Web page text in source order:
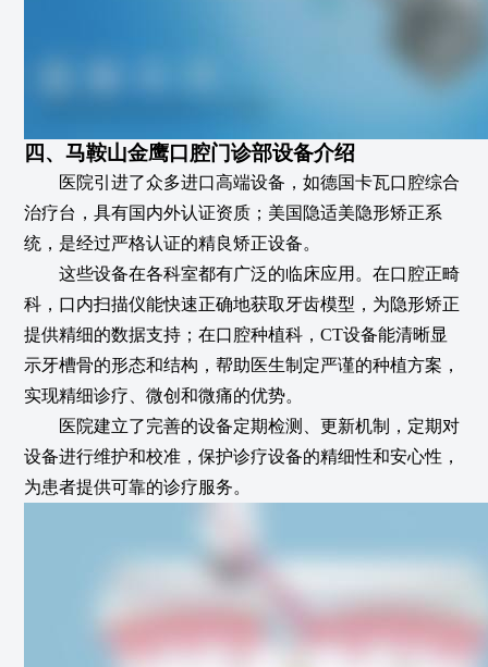
四、马鞍山金鹰口腔门诊部设备介绍
医院引进了众多进口高端设备，如德国卡瓦口腔综合
治疗台，具有国内外认证资质；美国隐适美隐形矫正系
统，是经过严格认证的精良矫正设备。
这些设备在各科室都有广泛的临床应用。在口腔正畸
科，口内扫描仪能快速正确地获取牙齿模型，为隐形矫正
提供精细的数据支持；在口腔种植科，CT设备能清晰显
示牙槽骨的形态和结构，帮助医生制定严谨的种植方案，
实现精细诊疗、微创和微痛的优势。
医院建立了完善的设备定期检测、更新机制，定期对
设备进行维护和校准，保护诊疗设备的精细性和安心性，
为患者提供可靠的诊疗服务。